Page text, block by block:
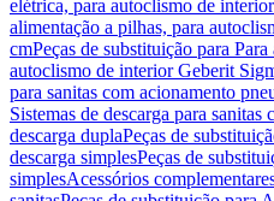
elétrica, para autoclismo de
alimentação a pilhas, para
cmPeças de substituição para
autoclismo de interior Geberit
para sanitas com acionamento
Sistemas de descarga para
descarga duplaPeças de
descarga simplesPeças de
simplesAcessórios